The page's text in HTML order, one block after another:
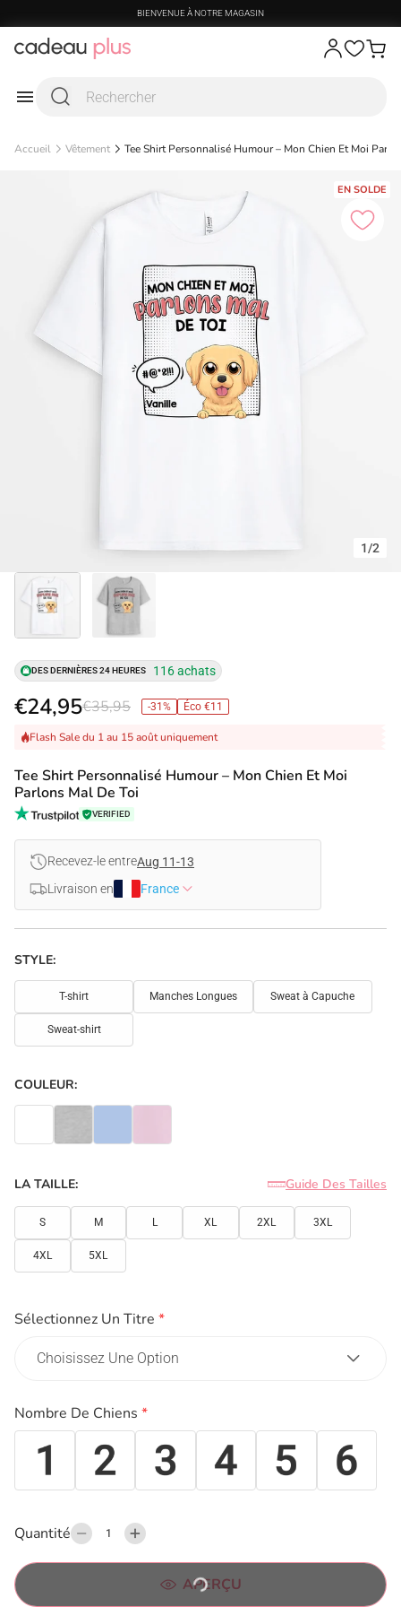
BIENVENUE À NOTRE MAGASIN
Accueil Vêtement Tee Shirt Personnalisé Humour – Mon Chien Et Moi
EN SOLDE
1/2
DES DERNIÈRES 24 HEURES 116 achats
€24,95€35,95 -31% Éco €11
Flash Sale du 1 au 15 août uniquement
Tee Shirt Personnalisé Humour – Mon Chien Et Moi
Parlons Mal De Toi
VERIFIED
Recevez-le entreAug 11-13
Livraison en
France
STYLE:
T-shirt Manches Longues Sweat à Capuche
Sweat-shirt
COULEUR:
LA TAILLE: Guide Des Tailles
S M L XL 2XL 3XL
4XL 5XL
Sélectionnez Un Titre *
Nombre De Chiens *
Quantité
APERÇU